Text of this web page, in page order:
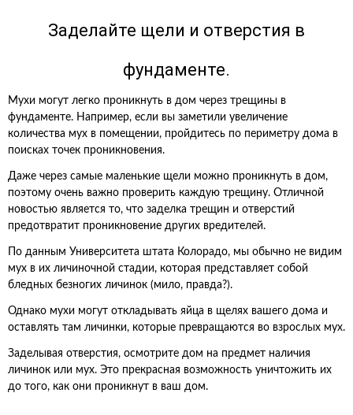
Заделайте щели и отверстия в
фундаменте.
Мухи могут легко проникнуть в дом через трещины в
фундаменте. Например, если вы заметили увеличение
количества мух в помещении, пройдитесь по периметру дома в
поисках точек проникновения.
Даже через самые маленькие щели можно проникнуть в дом,
поэтому очень важно проверить каждую трещину. Отличной
новостью является то, что заделка трещин и отверстий
предотвратит проникновение других вредителей.
По данным Университета штата Колорадо, мы обычно не видим
мух в их личиночной стадии, которая представляет собой
бледных безногих личинок (мило, правда?).
Однако мухи могут откладывать яйца в щелях вашего дома и
оставлять там личинки, которые превращаются во взрослых мух.
Заделывая отверстия, осмотрите дом на предмет наличия
личинок или мух. Это прекрасная возможность уничтожить их
до того, как они проникнут в ваш дом.